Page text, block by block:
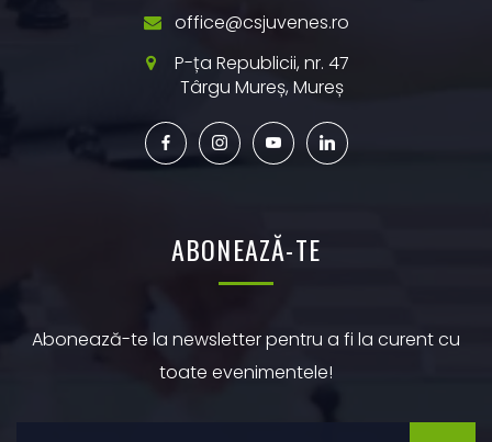
office@csjuvenes.ro
P-ța Republicii, nr. 47
Târgu Mureș, Mureș
ABONEAZĂ-TE
Abonează-te la newsletter pentru a fi la curent cu
toate evenimentele!